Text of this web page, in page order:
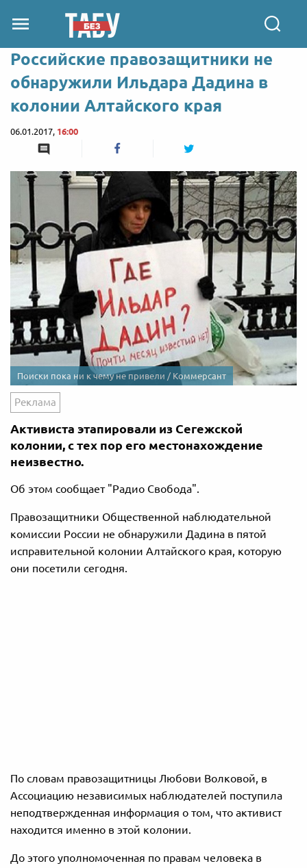
Российские правозащитники не
обнаружили Ильдара Дадина в
колонии Алтайского края
06.01.2017, 16:00
Поиски пока ни к чему не привели / Коммерсант
Реклама
Активиста этапировали из Сегежской
колонии, с тех пор его местонахождение
неизвестно.
Об этом сообщает "Радио Свобода".
Правозащитники Общественной наблюдательной
комиссии России не обнаружили Дадина в пятой
исправительной колонии Алтайского края, которую
они посетили сегодня.
По словам правозащитницы Любови Волковой, в
Ассоциацию независимых наблюдателей поступила
неподтвержденная информация о том, что активист
находится именно в этой колонии.
До этого уполномоченная по правам человека в